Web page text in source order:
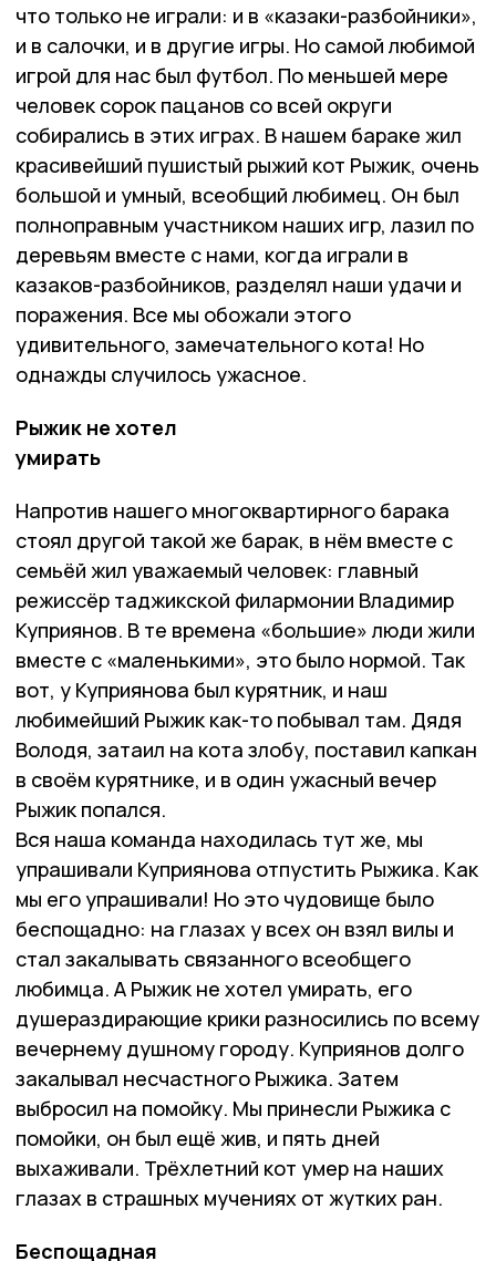
что только не играли: и в «казаки-разбойники»,
и в салочки, и в другие игры. Но самой любимой
игрой для нас был футбол. По меньшей мере
человек сорок пацанов со всей округи
собирались в этих играх. В нашем бараке жил
красивейший пушистый рыжий кот Рыжик, очень
большой и умный, всеобщий любимец. Он был
полноправным участником наших игр, лазил по
деревьям вместе с нами, когда играли в
казаков-разбойников, разделял наши удачи и
поражения. Все мы обожали этого
удивительного, замечательного кота! Но
однажды случилось ужасное.
Рыжик не хотел
умирать
Напротив нашего многоквартирного барака
стоял другой такой же барак, в нём вместе с
семьёй жил уважаемый человек: главный
режиссёр таджикской филармонии Владимир
Куприянов. В те времена «большие» люди жили
вместе с «маленькими», это было нормой. Так
вот, у Куприянова был курятник, и наш
любимейший Рыжик как-то побывал там. Дядя
Володя, затаил на кота злобу, поставил капкан
в своём курятнике, и в один ужасный вечер
Рыжик попался.
Вся наша команда находилась тут же, мы
упрашивали Куприянова отпустить Рыжика. Как
мы его упрашивали! Но это чудовище было
беспощадно: на глазах у всех он взял вилы и
стал закалывать связанного всеобщего
любимца. А Рыжик не хотел умирать, его
душераздирающие крики разносились по всему
вечернему душному городу. Куприянов долго
закалывал несчастного Рыжика. Затем
выбросил на помойку. Мы принесли Рыжика с
помойки, он был ещё жив, и пять дней
выхаживали. Трёхлетний кот умер на наших
глазах в страшных мучениях от жутких ран.
Беспощадная